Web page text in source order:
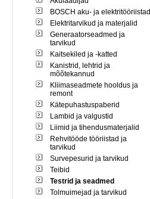
BOSCH aku- ja elektritööriistad
Elektritarvikud ja materjalid
Generaatorseadmed ja
tarvikud
Kaitsekiled ja -katted
Kanistrid, lehtrid ja
mõõtekannud
Kliimaseadmete hooldus ja
remont
Kätepuhastuspaberid
Lambid ja valgustid
Liimid ja tihendusmaterjalid
Rehvitööde tööriistad ja
tarvikud
Survepesurid ja tarvikud
Teibid
Testrid ja seadmed
Tolmuimejad ja tarvikud